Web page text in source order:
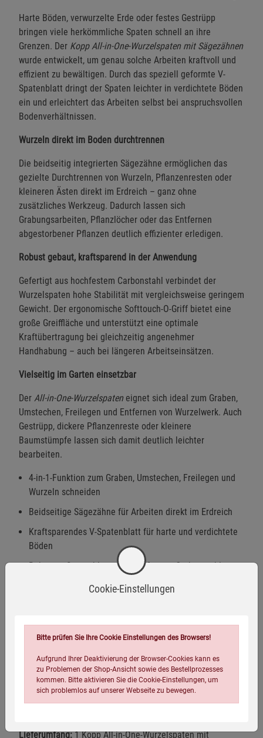
Harte Böden, verwurzelte Erde oder festes Gestrüpp
bringen viele herkömmliche Spaten schnell an ihre
Grenzen. Der Kopp All-in-One-Wurzelspaten mit Sägezähnen
wurde entwickelt, um genau solche Arbeiten kraftvoll und
effizient zu bewältigen. Durch das speziell geformte V-
Spatenblatt dringt der Spaten leichter in verdichtete Böden
ein und erleichtert das Arbeiten selbst bei anspruchsvollen
Bodenverhältnissen.
Wurzeln direkt im Boden durchtrennen
Die beidseitig integrierten Sägezähne ermöglichen das
gezielte Durchtrennen von Wurzeln, Pflanzenresten oder
kleineren Ästen direkt im Erdreich – ganz ohne
zusätzliches Werkzeug. Dadurch lassen sich
Grabungsarbeiten, Pflanzlöcher oder das Entfernen
abgestorbener Pflanzen deutlich effizienter erledigen.
Robust gebaut, kraftsparend in der Anwendung
Gefertigt aus hochfestem Carbonstahl verbindet der
Wurzelspaten hohe Stabilität mit vergleichsweise geringem
Gewicht. Der ergonomische Softtouch-O-Griff bietet eine
große Greiffläche und unterstützt eine optimale
Kraftübertragung bei gleichzeitig angenehmer
Handhabung – auch bei längeren Arbeitseinsätzen.
Vielseitig im Garten einsetzbar
Der All-in-One-Wurzelspaten eignet sich ideal zum Graben,
Umstechen, Freilegen und Entfernen von Wurzelwerk. Auch
Gestrüpp, dickere Pflanzenreste oder kleinere
Baumstümpfe lassen sich damit deutlich leichter
bearbeiten.
4-in-1-Funktion zum Graben, Umstechen, Freilegen und
Wurzeln schneiden
Beidseitige Sägezähne für Arbeiten direkt im Erdreich
Kraftsparendes V-Spatenblatt für harte und verdichtete
Böden
Robustes Spatenblatt aus hochfestem Carbonstahl
Ergonomischer Softtouch-O-Griff mit großer Greiffläche
Hohe Stabilität bei vergleichsweise geringem Gewicht
Für vielseitige Garten- und Grabungsarbeiten geeignet
Maße Spatenblatt:ca. 33 × 24 cm
Gesamtlänge:
Lieferumfang:1 Kopp All-in-One-Wurzelspaten mit
Cookie-Einstellungen
Bitte prüfen Sie Ihre Cookie Einstellungen des Browsers!
Aufgrund Ihrer Deaktivierung der Browser-Cookies kann es
zu Problemen der Shop-Ansicht sowie des Bestellprozesses
kommen. Bitte aktivieren Sie die Cookie-Einstellungen, um
sich problemlos auf unserer Webseite zu bewegen.